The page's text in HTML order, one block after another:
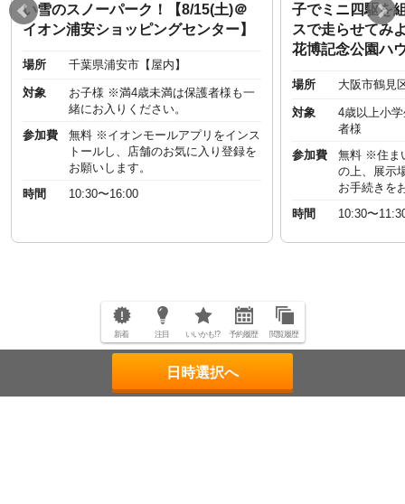
い雪のスノーパーク！【8/15(土)＠
イオン浦安ショッピングセンター】
場所 千葉県浦安市【屋内】
対象
お子様 ※満4歳未満は保護者様も一
緒にお入りください。
参加費
無料 ※イオンモールアプリをインス
トールし、店舗のお気に入り登録を
お願いします。
時間
10:30〜16:00
子でミニ四駆を
スで走らせてみ
花博記念公園ハ
場所 大阪市鶴見
対象
4歳以上小
者様
参加費
無料 ※住ま
の上、展示
お手続きを
時間
10:30〜
日時選択へ
新着 注目 いいかも!? 予約履歴 閲覧履歴